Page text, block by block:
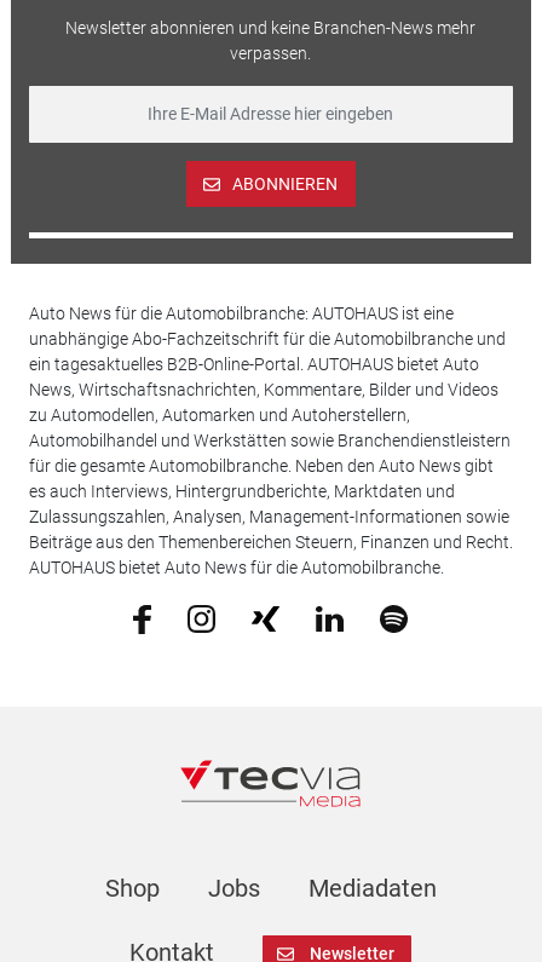
Newsletter abonnieren und keine Branchen-News mehr
verpassen.
ABONNIEREN
Auto News für die Automobilbranche: AUTOHAUS ist eine
unabhängige Abo-Fachzeitschrift für die Automobilbranche und
ein tagesaktuelles B2B-Online-Portal. AUTOHAUS bietet Auto
News, Wirtschaftsnachrichten, Kommentare, Bilder und Videos
zu Automodellen, Automarken und Autoherstellern,
Automobilhandel und Werkstätten sowie Branchendienstleistern
für die gesamte Automobilbranche. Neben den Auto News gibt
es auch Interviews, Hintergrundberichte, Marktdaten und
Zulassungszahlen, Analysen, Management-Informationen sowie
Beiträge aus den Themenbereichen Steuern, Finanzen und Recht.
AUTOHAUS bietet Auto News für die Automobilbranche.
Shop Jobs Mediadaten
Kontakt Newsletter